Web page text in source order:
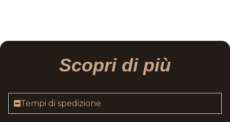
Scopri di più
Tempi di spedizione